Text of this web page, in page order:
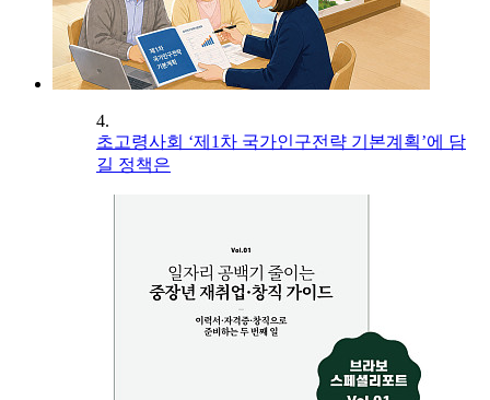
4.
초고령사회 ‘제1차 국가인구전략 기본계획’에 담
길 정책은